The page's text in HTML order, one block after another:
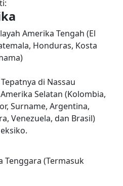
Amerika Tengah (El
Honduras, Kosta
di Nassau
Selatan (Kolombia,
Surname, Argentina,
Venezuela, dan Brasil)
Tenggara (Termasuk